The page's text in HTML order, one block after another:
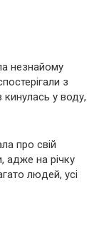
незнайому
з
у воду,
про свій
адже на річку
людей, усі